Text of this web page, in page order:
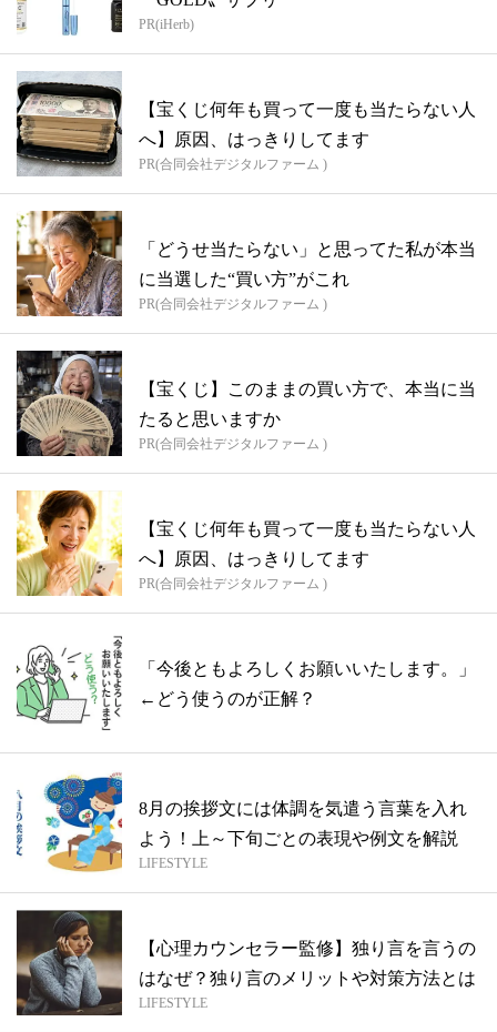
PR(iHerb)
【宝くじ何年も買って一度も当たらない人
へ】原因、はっきりしてます
PR(合同会社デジタルファーム )
「どうせ当たらない」と思ってた私が本当
に当選した“買い方”がこれ
PR(合同会社デジタルファーム )
【宝くじ】このままの買い方で、本当に当
たると思いますか
PR(合同会社デジタルファーム )
【宝くじ何年も買って一度も当たらない人
へ】原因、はっきりしてます
PR(合同会社デジタルファーム )
「今後ともよろしくお願いいたします。」
←どう使うのが正解？
8月の挨拶文には体調を気遣う言葉を入れ
よう！上～下旬ごとの表現や例文を解説
LIFESTYLE
【心理カウンセラー監修】独り言を言うの
はなぜ？独り言のメリットや対策方法とは
LIFESTYLE